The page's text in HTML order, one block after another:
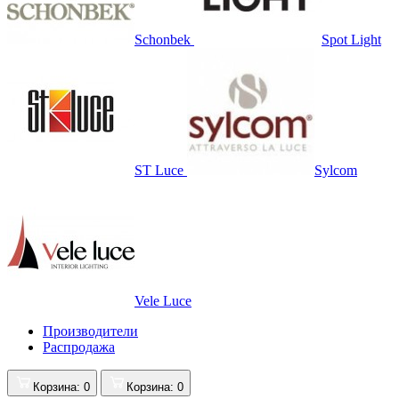
Schonbek Spot Light
ST Luce Sylcom
Vele Luce
Производители
Распродажа
Корзина: 0 Корзина: 0